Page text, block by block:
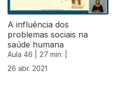
A influência dos
problemas sociais na
saúde humana
Aula 46 |
27 min. |
26 abr. 2021